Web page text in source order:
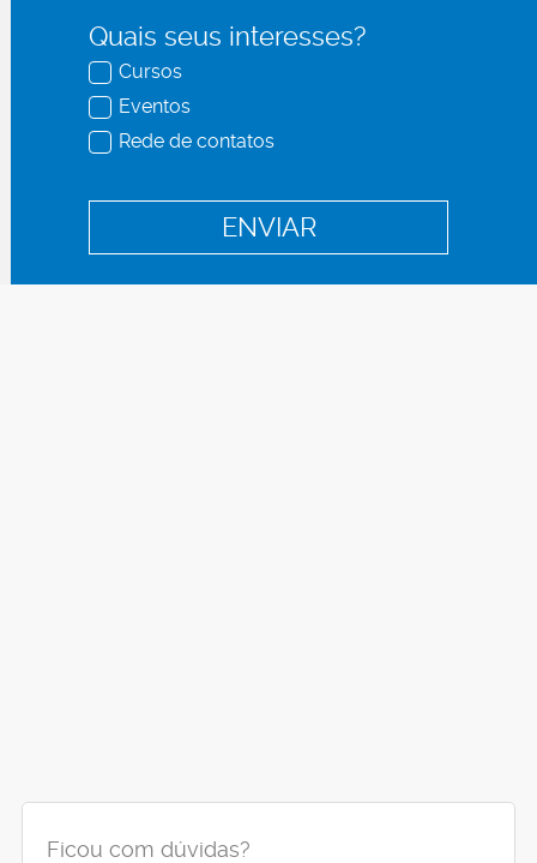
Quais seus interesses?
Cursos
Eventos
Rede de contatos
Ficou com dúvidas?